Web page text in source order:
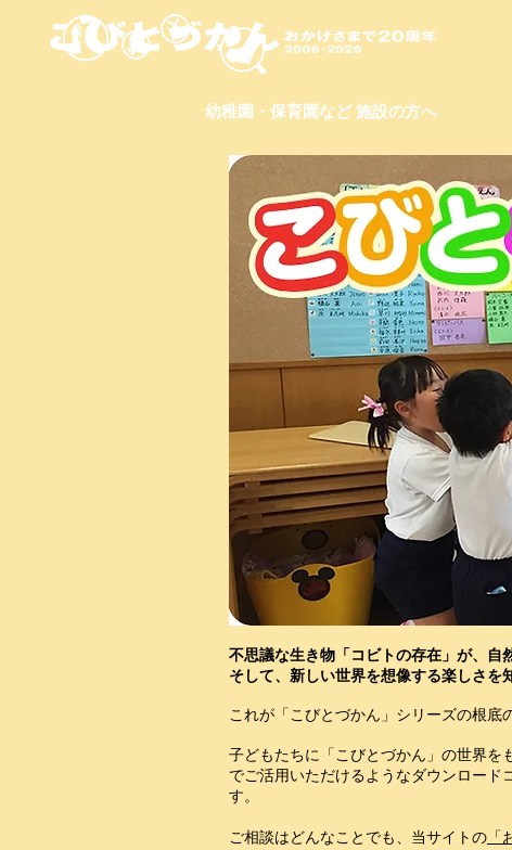
幼稚園・保育園など 施設の方へ
不思議な生き物「コビトの存在」が、自
そして、新しい世界を想像する楽しさを
これが「こびとづかん」シリーズの根底
子どもたちに「こびとづかん」の世界を
でご活用いただけるようなダウンロード
す。
​ご相談はどんなことでも、当サイトの 「